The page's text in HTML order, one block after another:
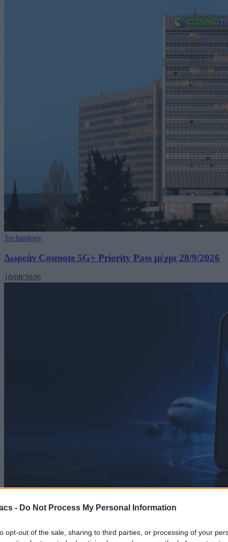
- Do Not Process My Personal Information
opt-out of the sale, sharing to third parties, or processing of your
Technology
Δωρεάν Cosmote 5G+ Priority Pass μέχρι 28/9/2026
10/08/2026
Mobile
Φόρτιση σε Airplane Mode: Γιατί φορτίζει πιο
γρήγορα το κινητό και πόσο χρόνο κερδίζεις